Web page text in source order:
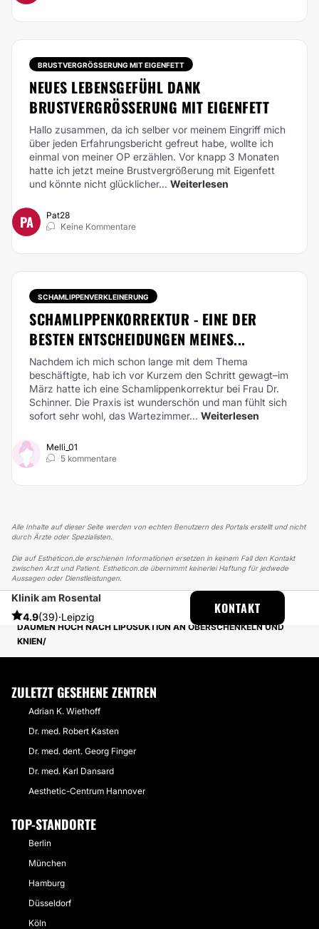
BRUSTVERGRÖSSERUNG MIT EIGENFETT
NEUES LEBENSGEFÜHL DANK
BRUSTVERGRÖSSERUNG MIT EIGENFETT
Hallo zusammen, da ich selber vor meinem Eingriff mich
über jeden Erfahrungsbericht gefreut habe, wollte ich
einmal von meiner OP erzählen. Vor knapp 3 Monaten
hatte ich jetzt meine Brustvergrößerung mit Eigenfett
und könnte nicht glücklicher... Weiterlesen
PA
Pat28
Keine Kommentare
SCHAMLIPPENVERKLEINERUNG
SCHAMLIPPENKORREKTUR - EINE DER
BESTEN ENTSCHEIDUNGEN MEINES...
Nachdem ich mich schon lange mit dem Thema
beschäftigte, hab ich vor Kurzem den Schritt gewagt–im
März hatte ich eine Schamlippenkorrektur bei Frau Dr.
Schinner. Die Praxis ist wunderschön und man fühlt sich
sofort sehr wohl, das Wartezimmer... Weiterlesen
Melli_01
5 kommentare
Alle Inhalte auf dieser Seite werden von echten Benutzern des Portals erstellt und nicht
durch Ärzte oder Spezialisten.
Die auf Estheticon.de erschienen Informationen ersetzen in keinem Fall den Kontakt
zwischen Arzt und Patient. Estheticon.de übernimmt keinerlei Haftung für jedwede
Aussagen oder Dienstleistungen.
Klinik am Rosental
4.9(39)·Leipzig
KONTAKT
ESTHETICON
ERFAHRUNGSBERICHTE
ERFAHRUNGSBERICHTE ÜBER FETTABSAUGUNG
DAUMEN HOCH NACH LIPOSUKTION AN OBERSCHENKELN UND
KNIEN
ZULETZT GESEHENE ZENTREN
Adrian K. Wiethoff
Dr. med. Robert Kasten
Dr. med. dent. Georg Finger
Dr. med. Karl Dansard
Aesthetic-Centrum Hannover
TOP-STANDORTE
Berlin
München
Hamburg
Düsseldorf
Köln